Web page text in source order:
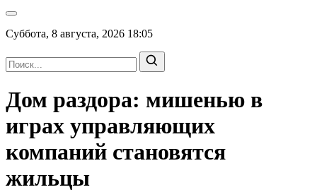
Суббота, 8 августа, 2026 18:05
Дом раздора: мишенью в
играх управляющих
компаний становятся
жильцы